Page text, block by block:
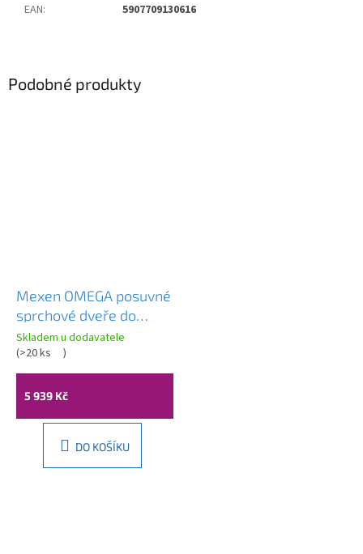
EAN: 5907709130616
Podobné produkty
Mexen OMEGA posuvné
sprchové dveře do
otvoru 110 cm, šedé,
825-110-000-01-40
Skladem u dodavatele
(>20 ks )
5 939 Kč
DO KOŠÍKU